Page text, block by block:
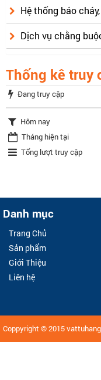
Hệ thống báo
Dịch vụ chằng
Thống kê truy
Đang truy cập
Hôm nay
Tháng hiện tại
Tổng lượt truy cập
Danh mục
Trang Chủ
Sản phẩm
Giới Thiệu
Liên hệ
Coppyright © 2015